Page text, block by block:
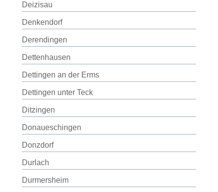
Deizisau
Denkendorf
Derendingen
Dettenhausen
Dettingen an der Erms
Dettingen unter Teck
Ditzingen
Donaueschingen
Donzdorf
Durlach
Durmersheim